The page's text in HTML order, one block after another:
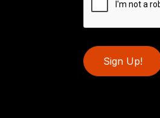
Sign Up!